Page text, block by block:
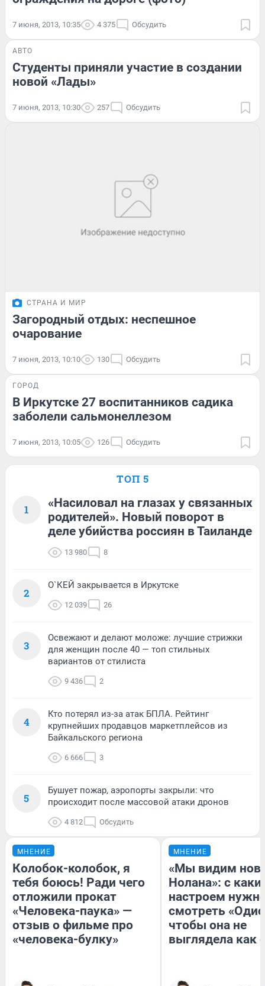
7 июня, 2013, 10:35 4 375 Обсудить
АВТО
Студенты приняли участие в создании
новой «Лады»
7 июня, 2013, 10:30 257 Обсудить
СТРАНА И МИР
Загородный отдых: неспешное
очарование
7 июня, 2013, 10:10 130 Обсудить
ГОРОД
В Иркутске 27 воспитанников садика
заболели сальмонеллезом
7 июня, 2013, 10:05 126 Обсудить
ТОП 5
1
«Насиловал на глазах у связанных
родителей». Новый поворот в
деле убийства россиян в Таиланде
13 980 8
2
О`КЕЙ закрывается в Иркутске
12 039 26
3
Освежают и делают моложе: лучшие стрижки
для женщин после 40 — топ стильных
вариантов от стилиста
9 436 2
4
Кто потерял из-за атак БПЛА. Рейтинг
крупнейших продавцов маркетплейсов из
Байкальского региона
6 666 3
5
Бушует пожар, аэропорты закрыли: что
происходит после массовой атаки дронов
4 812 Обсудить
МНЕНИЕ
Колобок-колобок, я
тебя боюсь! Ради чего
отложили прокат
«Человека-паука» —
отзыв о фильме про
«человека-булку»
МНЕНИЕ
«Мы видим
Нолана»: с
настроем
смотреть
чтобы она не
выглядела как